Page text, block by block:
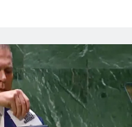
è
violenza:
il
7
ottobre